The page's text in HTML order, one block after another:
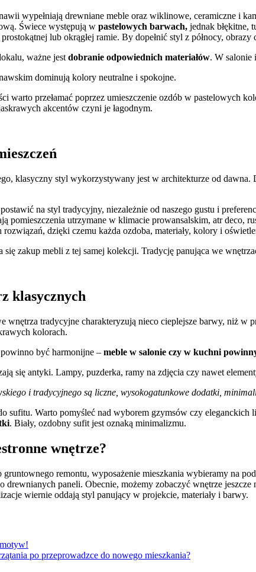
wypełniają drewniane meble oraz wiklinowe, ceramiczne i
Świece występują w pastelowych barwach, jednak błękitne,
lub okrągłej ramie. By dopełnić styl z północy, obrazy
ważne jest dobranie odpowiednich materiałów. W salonie
dominują kolory neutralne i spokojne.
warto przełamać poprzez umieszczenie ozdób w pastelowych
akcentów czyni je łagodnym.
klasyczny styl wykorzystywany jest w architekturze od dawna.
na styl tradycyjny, niezależnie od naszego gustu i
pomieszczenia utrzymane w klimacie prowansalskim, atr
dzięki czemu każda ozdoba, materiały, kolory i
zakup mebli z tej samej kolekcji. Tradycję panująca we
klasycznych
wnętrza tradycyjne charakteryzują nieco cieplejsze barwy, niż w
kolorach.
być harmonijne – meble w salonie czy w kuchni
się antyki. Lampy, puzderka, ramy na zdjęcia czy nawet
i tradycyjnego są liczne, wysokogatunkowe dodatki,
sufitu. Warto pomyśleć nad wyborem gzymsów czy
. Biały, ozdobny sufit jest oznaką minimalizmu.
wnętrze?
remontu, wyposażenie mieszkania wybieramy na
drewnianych paneli. Obecnie, możemy zobaczyć wnętrze
wiernie oddają styl panujący w projekcie, materiały i barwy.
po przeprowadzce do nowego mieszkania?